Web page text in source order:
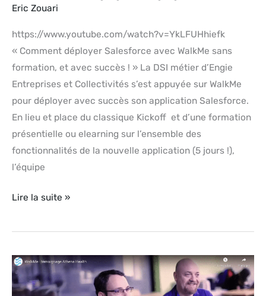
Eric Zouari
https://www.youtube.com/watch?v=YkLFUHhiefk
« Comment déployer Salesforce avec WalkMe sans
formation, et avec succès ! » La DSI métier d’Engie
Entreprises et Collectivités s’est appuyée sur WalkMe
pour déployer avec succès son application Salesforce.
En lieu et place du classique Kickoff et d’une formation
présentielle ou elearning sur l’ensemble des
fonctionnalités de la nouvelle application (5 jours !),
l’équipe
Lire la suite »
Témoignage
Vidéo